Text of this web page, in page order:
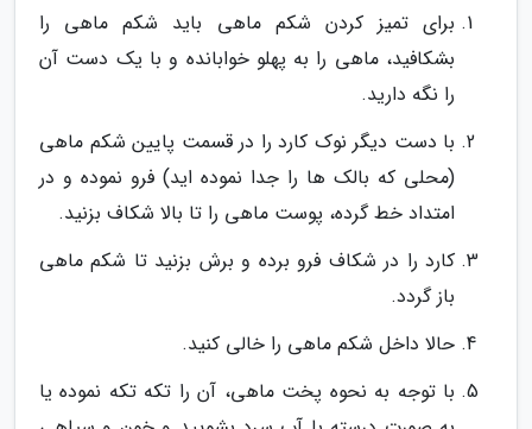
برای تمیز کردن شکم ماهی باید شکم ماهی را
بشکافید، ماهی را به پهلو خوابانده و با یک دست آن
را نگه دارید.
با دست دیگر نوک کارد را در قسمت پایین شکم ماهی
(محلی که بالک ها را جدا نموده اید) فرو نموده و در
امتداد خط گرده، پوست ماهی را تا بالا شکاف بزنید.
کارد را در شکاف فرو برده و برش بزنید تا شکم ماهی
باز گردد.
حالا داخل شکم ماهی را خالی کنید.
با توجه به نحوه پخت ماهی، آن را تکه تکه نموده یا